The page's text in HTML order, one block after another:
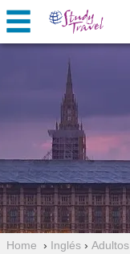
Home › Inglés › Adultos